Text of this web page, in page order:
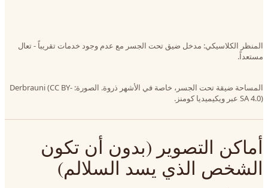
المنظر الكلاسيكي: مدخل ضيق تحت الجسر مع عدم وجود خدمات تقريباً - تعال
مستعداً.
المساحة ضيقة تحت الجسر، خاصة في الأشهر ذروة. الصورة: Derbrauni (CC BY-
SA 4.0) عبر ويكيميديا كومنز.
أماكن التصوير (بدون أن تكون
الشخص الذي يسد السلالم)